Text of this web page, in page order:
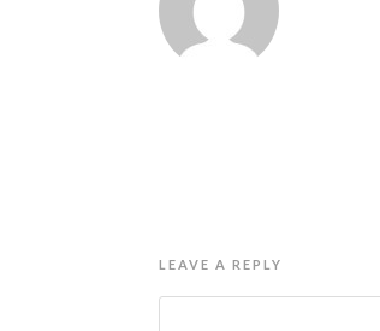
LEAVE A REPLY